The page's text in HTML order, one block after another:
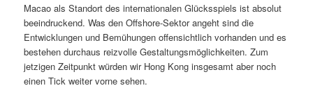
Macao als Standort des internationalen Glücksspiels ist absolut
beeindruckend. Was den Offshore-Sektor angeht sind die
Entwicklungen und Bemühungen offensichtlich vorhanden und es
bestehen durchaus reizvolle Gestaltungsmöglichkeiten. Zum
jetzigen Zeitpunkt würden wir Hong Kong insgesamt aber noch
einen Tick weiter vorne sehen.